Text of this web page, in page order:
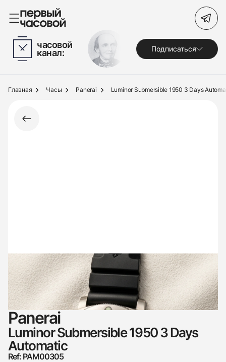
Часы
Украшения
Под заказ
Поиск по сайту
часовой
канал: Подписаться
Главная Часы Panerai Luminor Submersible 1950 3 Days
Panerai
Luminor Submersible 1950 3 Days
Automatic
Ref: PAM00305